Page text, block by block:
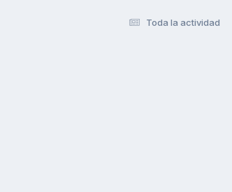
Toda la actividad